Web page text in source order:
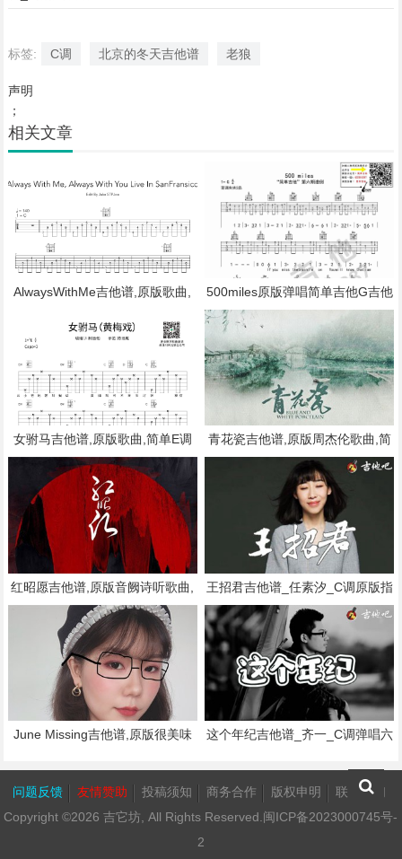
标签: C调 北京的冬天吉他谱 老狼
声明
；
相关文章
AlwaysWithMe吉他谱,原版歌曲,
18张图
500miles原版弹唱简单吉他G吉他
谱,原版歌曲,简单G调弹唱教学,六
线谱指弹简谱3张图
女驸马吉他谱,原版歌曲,简单E调
弹唱教学,六线谱指弹简谱2张图
青花瓷吉他谱,原版周杰伦歌曲,简
单G调指弹曲谱,高清六线乐谱
红昭愿吉他谱,原版音阙诗听歌曲,
简单C调指弹曲谱,高清六线乐谱
王招君吉他谱_任素汐_C调原版指
弹_弹唱六线谱简谱歌词
June Missing吉他谱,原版很美味
乐谱
这个年纪吉他谱_齐一_C调弹唱六
问题反馈 友情赞助 投稿须知 商务合作 版权申明
联系我们
Copyright ©2026吉它坊, All Rights Reserved.闽ICP备2023000745号-
2